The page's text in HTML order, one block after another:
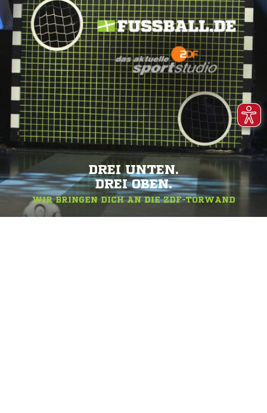
DREI UNTEN.
DREI OBEN.
WIR BRINGEN DICH AN DIE ZDF-TORWAND